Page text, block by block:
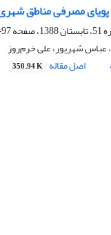
پویای مصرفی مناطق
97-121
عباس شهریور، علی خرم‌روز
اصل مقاله 350.94 K